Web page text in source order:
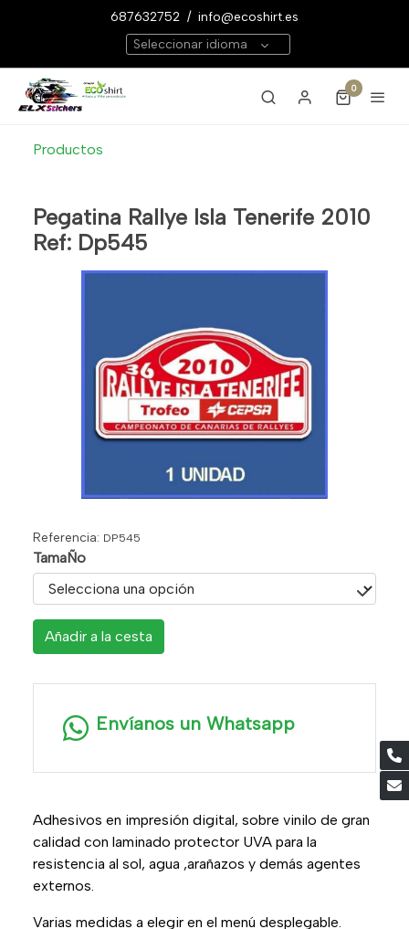
687632752 / info@ecoshirt.es
Seleccionar idioma
0
Productos
Pegatina Rallye Isla Tenerife 2010
Ref: Dp545
Referencia: DP545
TamaÑo
Añadir a la cesta
Envíanos un Whatsapp
Adhesivos en impresión digital, sobre vinilo de gran
calidad con laminado protector UVA para la
resistencia al sol, agua ,arañazos y demás agentes
externos.
Varias medidas a elegir en el menú desplegable.